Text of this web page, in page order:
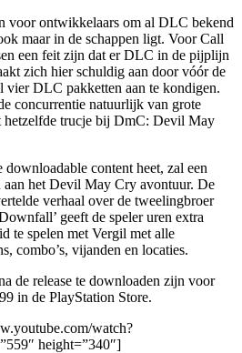
voor ontwikkelaars om al DLC bekend
maar in de schappen ligt. Voor Call
een feit zijn dat er DLC in de pijplijn
zich hier schuldig aan door vóór de
vier DLC pakketten aan te kondigen.
concurrentie natuurlijk van grote
hetzelfde trucje bij DmC: Devil May
content heet, zal een
het Devil May Cry avontuur. De
verhaal over de tweelingbroer
geeft de speler uren extra
te spelen met Vergil met alle
combo’s, vijanden en locaties.
de release te downloaden zijn voor
in de PlayStation Store.
watch?
height=”340″]